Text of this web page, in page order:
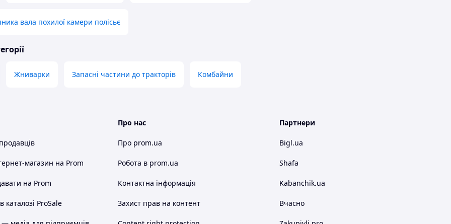
вала похилої камери полісьє
Жниварки Запасні частини до тракторів Комбайни
магазин на Prom
на Prom
каталозі ProSale
Про нас
Про prom.ua
Робота в prom.ua
Контактна інформація
Захист прав на контент
Партнери
Bigl.ua
Shafa
Kabanchik.ua
Вчасно